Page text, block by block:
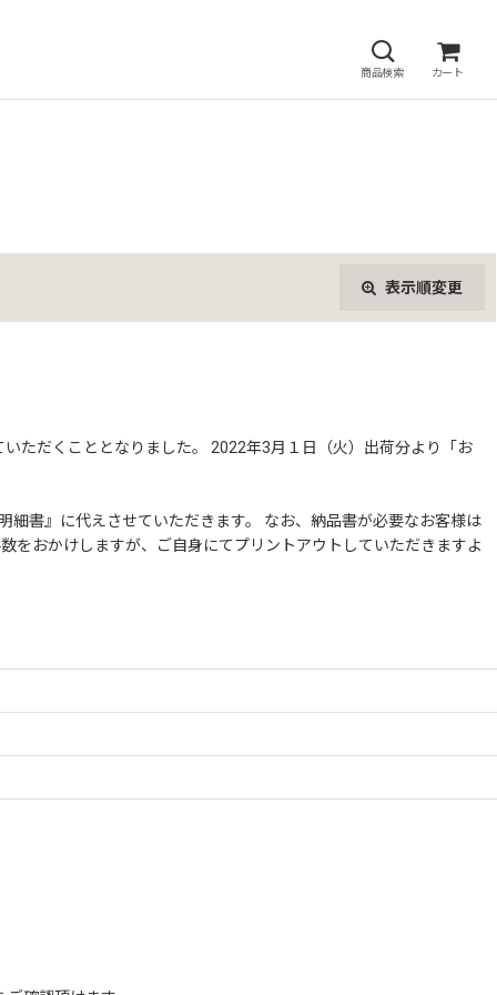
商品検索 カート
表示順変更
ただくこととなりました。 2022年3月１日（火）出荷分より「お
細書』に代えさせていただきます。 なお、納品書が必要なお客様は
をおかけしますが、ご自身にてプリントアウトしていただきますよ